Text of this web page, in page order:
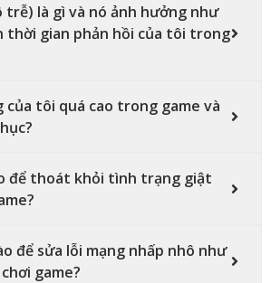
trễ) là gì và nó ảnh hưởng như
thời gian phản hồi của tôi trong
của tôi quá cao trong game và
để thoát khỏi tình trạng giật
để sửa lỗi mạng nhấp nhô như
game?